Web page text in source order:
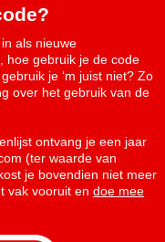
als nieuwe
hoe gebruik je de code
je ‘m juist niet? Zo
over het gebruik van de
ontvang je een jaar
(ter waarde van
je bovendien niet meer
vak vooruit en doe mee